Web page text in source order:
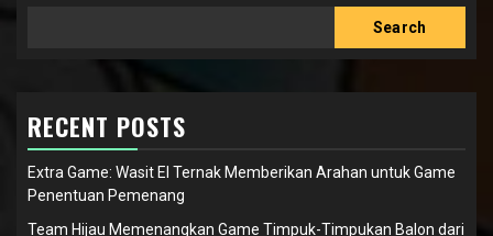
Search
RECENT POSTS
Extra Game: Wasit El Ternak Memberikan Arahan untuk Game
Penentuan Pemenang
Team Hijau Memenangkan Game Timpuk-Timpukan Balon dari